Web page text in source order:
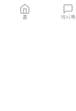
홈 캐시톡